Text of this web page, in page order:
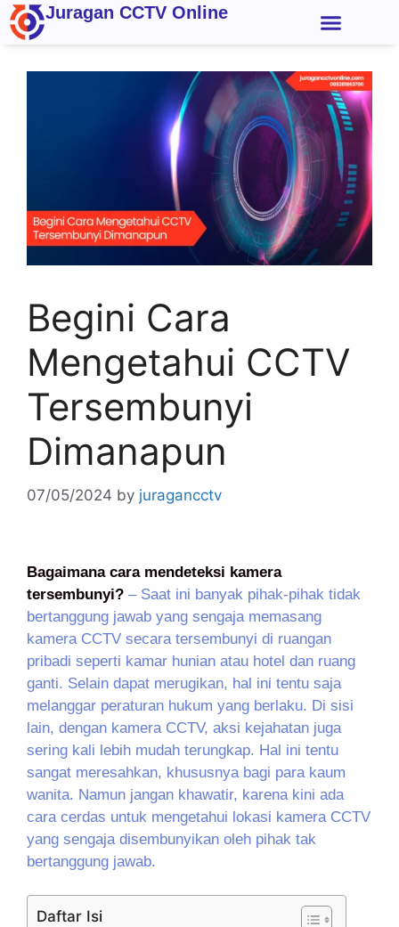
Juragan CCTV Online
Begini Cara
Mengetahui CCTV
Tersembunyi
Dimanapun
07/05/2024 by juragancctv
Bagaimana cara mendeteksi kamera
tersembunyi? – Saat ini banyak pihak-pihak tidak
bertanggung jawab yang sengaja memasang
kamera CCTV secara tersembunyi di ruangan
pribadi seperti kamar hunian atau hotel dan ruang
ganti. Selain dapat merugikan, hal ini tentu saja
melanggar peraturan hukum yang berlaku. Di sisi
lain, dengan kamera CCTV, aksi kejahatan juga
sering kali lebih mudah terungkap. Hal ini tentu
sangat meresahkan, khususnya bagi para kaum
wanita. Namun jangan khawatir, karena kini ada
cara cerdas untuk mengetahui lokasi kamera CCTV
yang sengaja disembunyikan oleh pihak tak
bertanggung jawab.
Daftar Isi